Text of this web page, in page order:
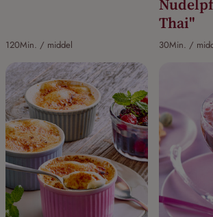
120Min. / middel
Thai"
30Min. /